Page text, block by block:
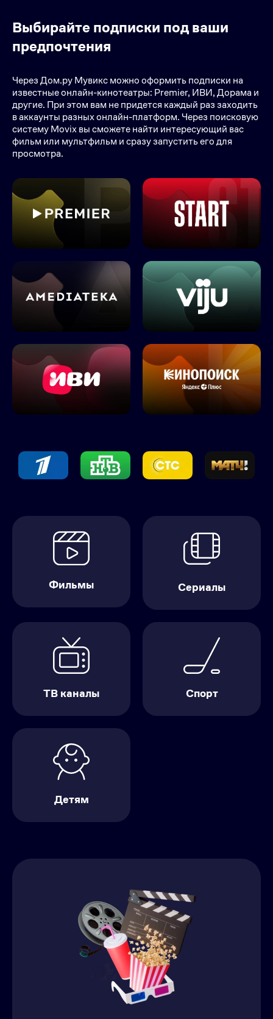
Выбирайте подписки под ваши
предпочтения
Через Дом.ру Мувикс можно оформить подписки на
известные онлайн-кинотеатры: Premier, ИВИ, Дорама и
другие. При этом вам не придется каждый раз заходить
в аккаунты разных онлайн-платформ. Через поисковую
систему Movix вы сможете найти интересующий вас
фильм или мультфильм и сразу запустить его для
просмотра.
Фильмы Сериалы
ТВ каналы Спорт
Детям